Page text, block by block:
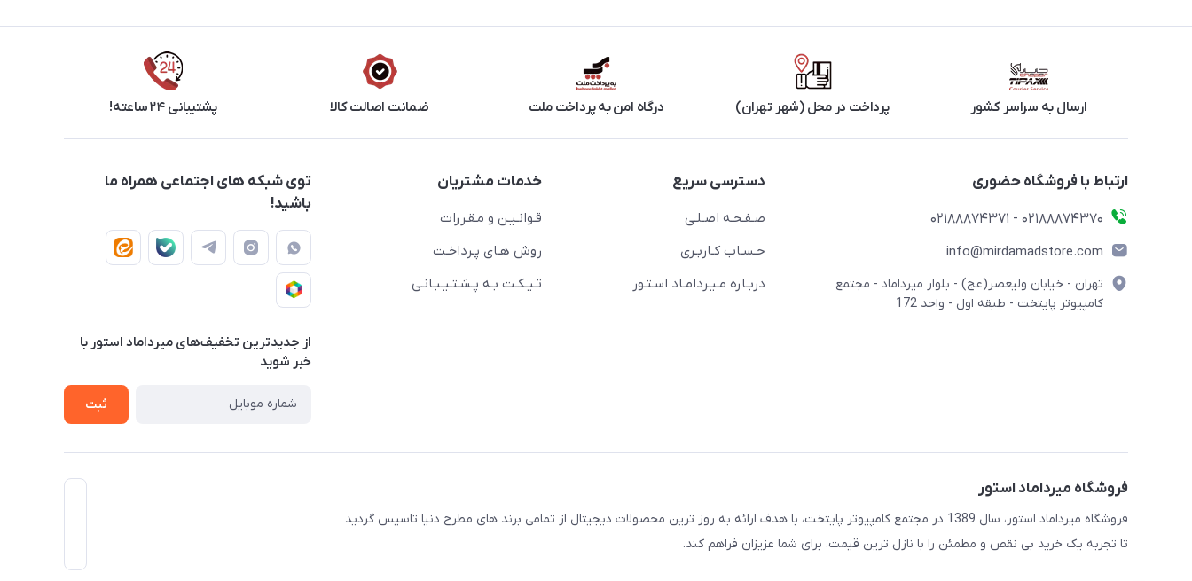
ارسال به سراسر کشور پرداخت در محل (شهر تهران) درگاه امن به پرداخت ملت ضمانت اصالت کالا پشتیبانی ۲۴ ساعته!
ارتباط با فروشگاه حضوری
02188874370 - 02188874371
info@mirdamadstore.com
تهران - خیابان ولیعصر(عج) - بلوار میرداماد - مجتمع
کامپیوتر پایتخت - طبقه اول - واحد 172
دسترسی سریع
صـفـحـه اصـلـی
حـسـاب کـاربـری
دربـاره مـیـردامـاد اسـتـور
خدمات مشتریان
قـوانـیـن و مـقـررات
روش هـای پـرداخـت
تـیـکـت بـه پـشـتـیـبـانـی
توی شبکه های اجتماعی همراه ما
باشید!
از جدید‌ترین تخفیف‌های میرداماد استور با‌
خبر شوید
ثبت
فروشگاه میرداماد استور
فروشگاه میرداماد استور، سال 1389 در مجتمع کامپیوتر پایتخت، با هدف ارائه به روز ترین محصولات دیجیتال از تمامی برند های مطرح دنیا تاسیس گردید
تا تجربه یک خرید بی نقص و مطمئن را با نازل ترین قیمت، برای شما عزیزان فراهم کند.